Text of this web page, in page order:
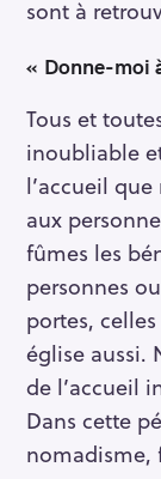
sont à
« Donne-moi
Tous et
inoubliable
l’accueil
aux
fûmes les
personnes
portes,
église aussi.
de l’accueil
Dans cette
nomadisme,